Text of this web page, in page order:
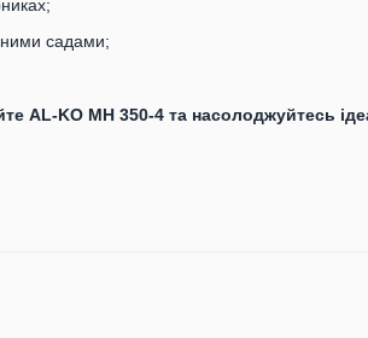
садами;
AL-KO MH 350-4 та насолоджуйтесь